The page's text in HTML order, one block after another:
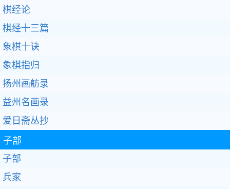
棋经论
棋经十三篇
象棋十诀
象棋指归
扬州画舫录
益州名画录
爱日斋丛抄
子部
子部
兵家